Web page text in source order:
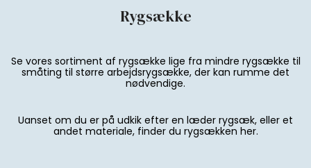
Rygsække
Se vores sortiment af rygsække lige fra mindre rygsække til
småting til større arbejdsrygsække, der kan rumme det
nødvendige.
Uanset om du er på udkik efter en læder rygsæk, eller et
andet materiale, finder du rygsækken her.